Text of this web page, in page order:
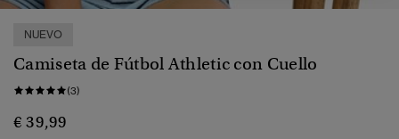
NUEVO
Camiseta de Fútbol Athletic con Cuello
(3)
€ 39,99